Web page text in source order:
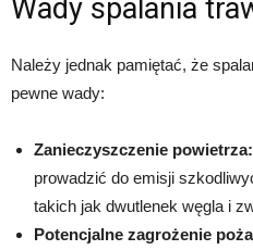
Wady spalania
Należy jednak pamiętać, że
pewne wady:
Zanieczyszczenie powietrza:
prowadzić do emisji
takich jak dwutlenek węgla i
Potencjalne zagrożenie